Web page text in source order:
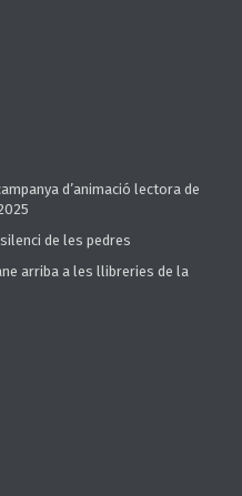
d’animació lectora de
de les pedres
arriba a les llibreries de la